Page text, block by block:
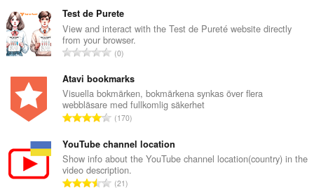
n
t
a
b
e
t
y
:
t
a
l
t
n
t
a
b
e
t
y
Test de Purete
View and interact with the Test de Pureté website directly
from your browser.
T
t
a
l
t
n
t
a
0
Atavi bookmarks
Visuella bokmärken, bokmärkena synkas över flera
webbläsare med fullkomlig säkerhet
T
t
a
l
t
170
YouTube channel location
Show info about the YouTube channel location(country) in the
video description.
T21